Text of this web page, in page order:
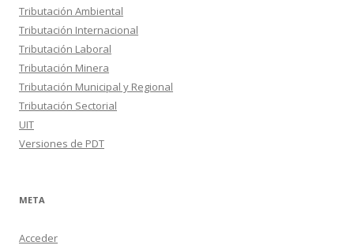
Tributación Ambiental
Tributación Internacional
Tributación Laboral
Tributación Minera
Tributación Municipal y Regional
Tributación Sectorial
UIT
Versiones de PDT
META
Acceder